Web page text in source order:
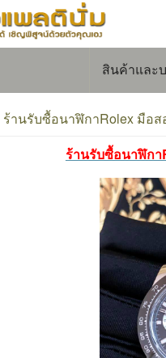
สินค้าและ
ร้านรับซื้อนาฬิกาRolex มือ
ร้านรับซื้อนาฬิก